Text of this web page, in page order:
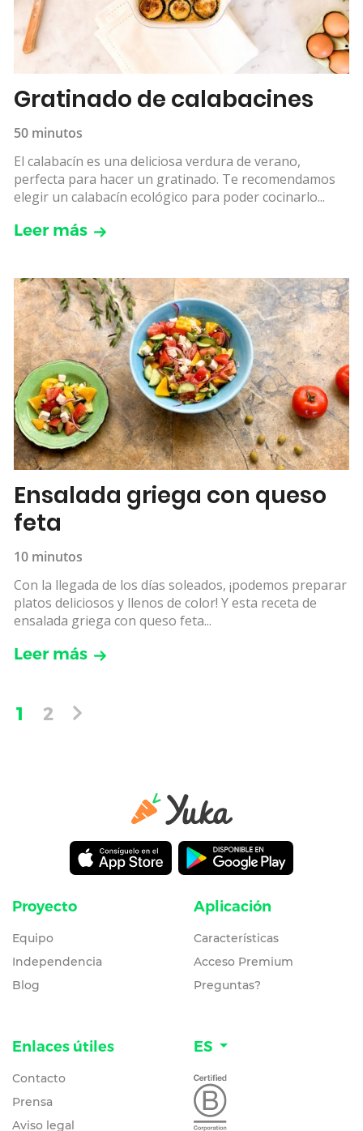
Gratinado de calabacines
50 minutos
El calabacín es una deliciosa verdura de verano,
perfecta para hacer un gratinado. Te recomendamos
elegir un calabacín ecológico para poder cocinarlo...
Leer más
Ensalada griega con queso
feta
10 minutos
Con la llegada de los días soleados, ¡podemos preparar
platos deliciosos y llenos de color! Y esta receta de
ensalada griega con queso feta...
Leer más
1 2
Proyecto
Equipo
Independencia
Blog
Aplicación
Características
Acceso Premium
Preguntas?
Enlaces útiles
Contacto
Prensa
Aviso legal
ES